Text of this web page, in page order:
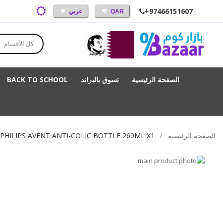
+97466151607
QAR عربي
كل الأقسام
الصفحة الرئيسية تسوق بالبراند BACK TO SCHOOL
الصفحة الرئيسية PHILIPS AVENT ANTI-COLIC BOTTLE 260ML X1
انتقل